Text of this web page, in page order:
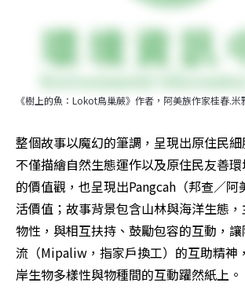
《樹上的魚：Lokot鳥巢蕨》作者，阿美族作家桂春.米
整個故事以魔幻的筆調，呈現出原住民細
不僅描繪自然生態運作以及原住民友善
的價值觀，也呈現出Pangcah（邦查／阿
活價值；故事背景包含山林與海洋生態
物性，與相互扶持、鼓勵包容的互動，
流（Mipaliw，指家戶換工）的互助精神
岸生物多樣性與物種間的互動躍然紙上。